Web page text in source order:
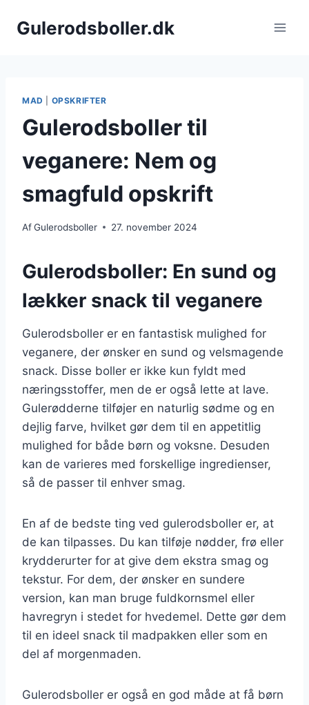
Gulerodsboller.dk
MAD OPSKRIFTER
Gulerodsboller til
veganere: Nem og
smagfuld opskrift
AfGulerodsboller 27. november 2024
Gulerodsboller: En sund og
lækker snack til veganere
Gulerodsboller er en fantastisk mulighed for
veganere, der ønsker en sund og velsmagende
snack. Disse boller er ikke kun fyldt med
næringsstoffer, men de er også lette at lave.
Gulerødderne tilføjer en naturlig sødme og en
dejlig farve, hvilket gør dem til en appetitlig
mulighed for både børn og voksne. Desuden
kan de varieres med forskellige ingredienser,
så de passer til enhver smag.
En af de bedste ting ved gulerodsboller er, at
de kan tilpasses. Du kan tilføje nødder, frø eller
krydderurter for at give dem ekstra smag og
tekstur. For dem, der ønsker en sundere
version, kan man bruge fuldkornsmel eller
havregryn i stedet for hvedemel. Dette gør dem
til en ideel snack til madpakken eller som en
del af morgenmaden.
Gulerodsboller er også en god måde at få børn